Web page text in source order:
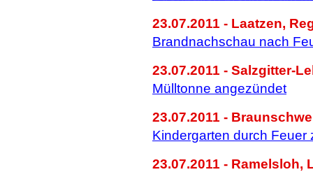
23.07.2011 - Laatzen,
Brandnachschau nach
23.07.2011 - Salzgitter-
Mülltonne angezündet
23.07.2011 -
Kindergarten durch Feuer
23.07.2011 - Ramelsloh,